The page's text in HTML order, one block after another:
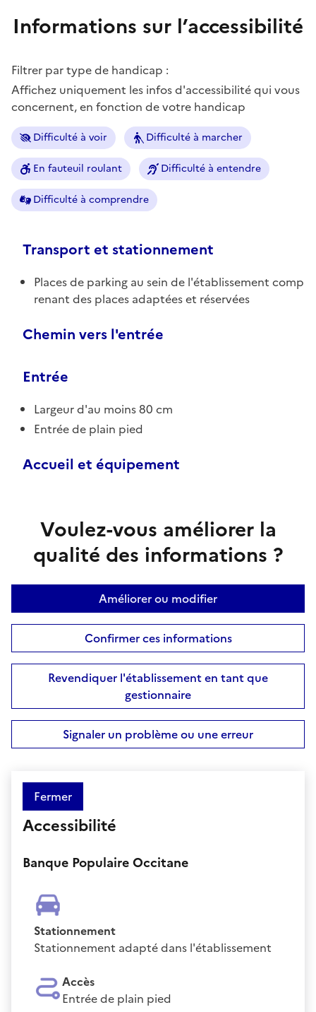
Informations sur l’accessibilité
Filtrer par type de handicap :
Affichez uniquement les infos d'accessibilité qui vous
concernent, en fonction de votre handicap
Difficulté à voir Difficulté à marcher
En fauteuil roulant Difficulté à entendre
Difficulté à comprendre
Transport et stationnement
Places de parking au sein de l'établissement comp
renant des places adaptées et réservées
Chemin vers l'entrée
Entrée
Largeur d'au moins 80 cm
Entrée de plain pied
Accueil et équipement
Voulez-vous améliorer la
qualité des informations ?
Améliorer ou modifier
Confirmer ces informations
Revendiquer l'établissement en tant que
gestionnaire
Signaler un problème ou une erreur
Fermer
Accessibilité
Banque Populaire Occitane
Stationnement
Stationnement adapté dans l'établissement
Accès
Entrée de plain pied